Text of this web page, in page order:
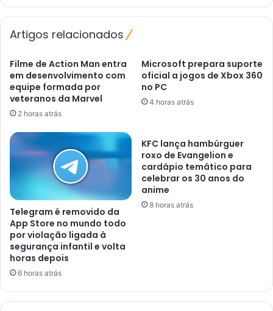
Artigos relacionados
Filme de Action Man entra
em desenvolvimento com
equipe formada por
veteranos da Marvel
2 horas atrás
Microsoft prepara suporte
oficial a jogos de Xbox 360
no PC
4 horas atrás
Telegram é removido da
App Store no mundo todo
por violação ligada à
segurança infantil e volta
horas depois
6 horas atrás
KFC lança hambúrguer
roxo de Evangelion e
cardápio temático para
celebrar os 30 anos do
anime
8 horas atrás